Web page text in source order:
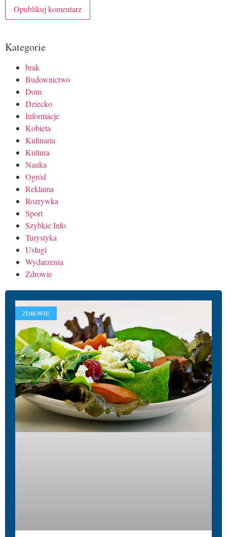
Kategorie
brak
Budownictwo
Dom
Dziecko
Informacje
Kobieta
Kulinaria
Kultura
Nauka
Ogród
Reklama
Rozrywka
Sport
Szybkie Info
Turystyka
Usługi
Wydarzenia
Zdrowie
ZDROWIE